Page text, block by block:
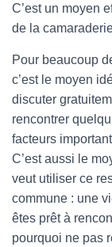
C’est un moyen
de la
Pour beaucoup
c’est le moyen
discuter
rencontrer
facteurs
C’est aussi le
veut utiliser ce
commune : une
êtes prêt à
pourquoi ne pas